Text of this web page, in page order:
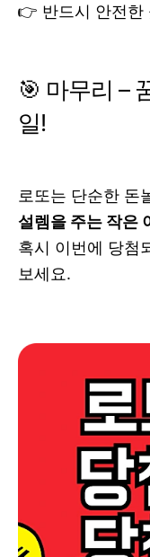
👉 반드시 안전한
🎯 마무리 –
일!
로또는 단순한 돈
설렘을 주는 작은
혹시 이번에 당첨
보세요.